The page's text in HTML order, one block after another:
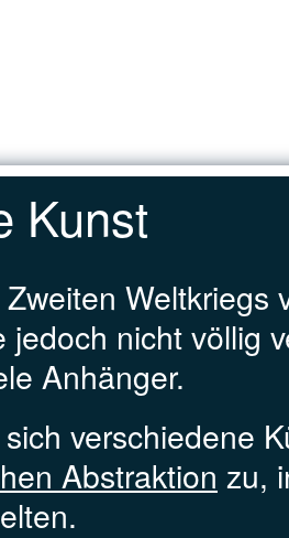
Kunst
Weltkriegs
jedoch nicht völlig
Anhänger.
verschiedene
Abstraktion zu,